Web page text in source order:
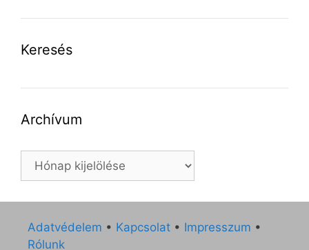
Keresés
Archívum
Archívum
Adatvédelem • Kapcsolat • Impresszum •
Rólunk